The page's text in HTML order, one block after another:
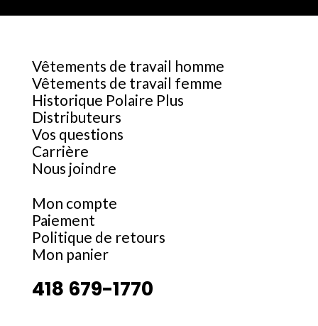
Vêtements de travail homme
Vêtements de travail femme
Historique Polaire Plus
Distributeurs
Vos questions
Carrière
Nous joindre
Mon compte
Paiement
Politique de retours
Mon panier
418 679-1770